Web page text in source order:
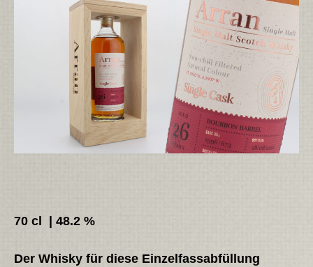
70 cl | 48.2%
Der Whisky für diese Einzelfassabfüllung